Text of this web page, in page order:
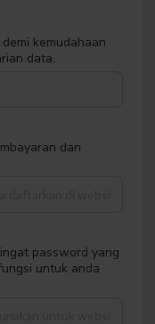
kepentingan
terkait
kemudahaan
dan